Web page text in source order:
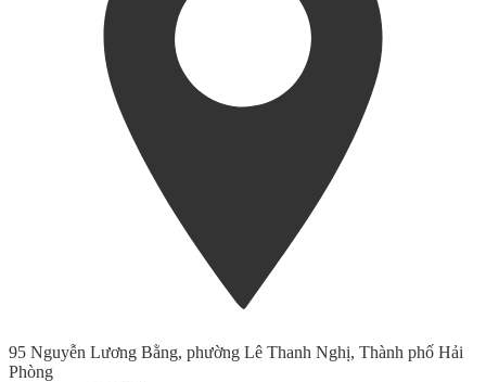
95 Nguyễn Lương Bằng, phường Lê Thanh Nghị, Thành phố Hải
Phòng